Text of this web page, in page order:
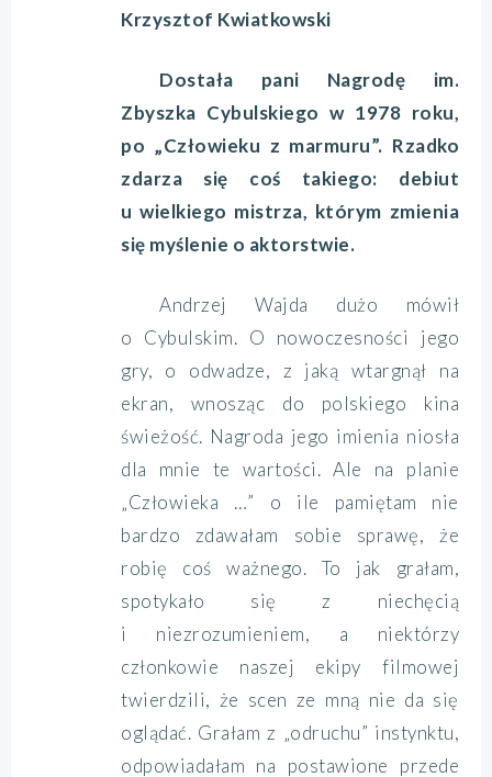
Krzysztof Kwiatkowski
Dostała pani Nagrodę im.
Zbyszka Cybulskiego w 1978 roku,
po „Człowieku z marmuru”. Rzadko
zdarza się coś takiego: debiut
u wielkiego mistrza, którym zmienia
się myślenie o aktorstwie.
Andrzej Wajda dużo mówił
o Cybulskim. O nowoczesności jego
gry, o odwadze, z jaką wtargnął na
ekran, wnosząc do polskiego kina
świeżość. Nagroda jego imienia niosła
dla mnie te wartości. Ale na planie
„Człowieka …” o ile pamiętam nie
bardzo zdawałam sobie sprawę, że
robię coś ważnego. To jak grałam,
spotykało się z niechęcią
i niezrozumieniem, a niektórzy
członkowie naszej ekipy filmowej
twierdzili, że scen ze mną nie da się
oglądać. Grałam z „odruchu” instynktu,
odpowiadałam na postawione przede